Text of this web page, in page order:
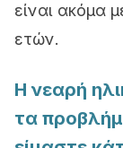
είναι ακόμα
ετών.
Η νεαρή
τα